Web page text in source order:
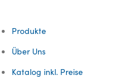
Produkte
Über Uns
Katalog inkl. Preise